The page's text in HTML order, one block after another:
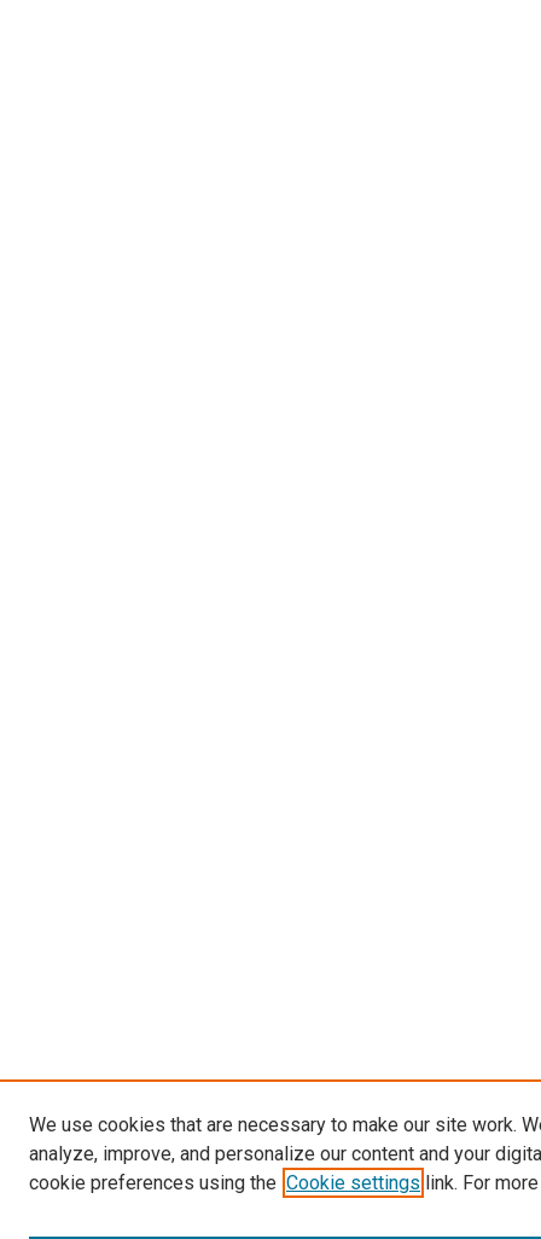
We use cookies that are necessary to make our site work.
analyze, improve, and personalize our content and your
cookie preferences using the Cookie settings link. For